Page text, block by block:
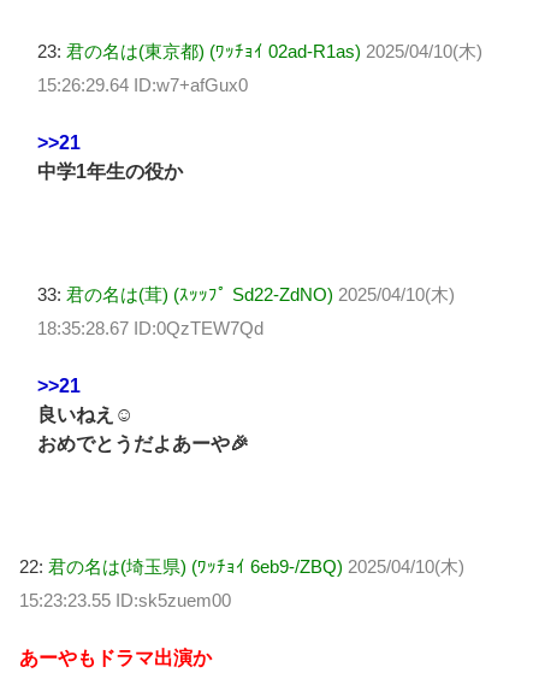
23: 君の名は(東京都) (ﾜｯﾁｮｲ 02ad-R1as) 2025/04/10(木)
15:26:29.64 ID:w7+afGux0
>>21
中学1年生の役か
33: 君の名は(茸) (ｽｯｯﾌﾟ Sd22-ZdNO) 2025/04/10(木)
18:35:28.67 ID:0QzTEW7Qd
>>21
良いねえ☺
おめでとうだよあーや🎉
22: 君の名は(埼玉県) (ﾜｯﾁｮｲ 6eb9-/ZBQ) 2025/04/10(木)
15:23:23.55 ID:sk5zuem00
あーやもドラマ出演か